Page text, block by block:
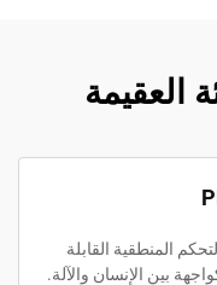
العقيمة
المنطقية القابلة